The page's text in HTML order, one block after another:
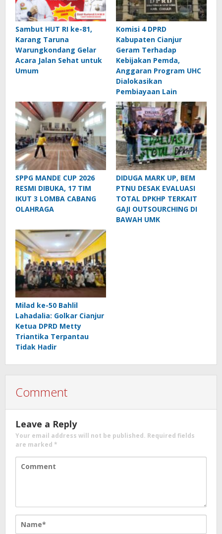
Sambut HUT RI ke-81,
Karang Taruna
Warungkondang Gelar
Acara Jalan Sehat untuk
Umum
Komisi 4 DPRD
Kabupaten Cianjur
Geram Terhadap
Kebijakan Pemda,
Anggaran Program UHC
Dialokasikan
Pembiayaan Lain
SPPG MANDE CUP 2026
RESMI DIBUKA, 17 TIM
IKUT 3 LOMBA CABANG
OLAHRAGA
DIDUGA MARK UP, BEM
PTNU DESAK EVALUASI
TOTAL DPKHP TERKAIT
GAJI OUTSOURCHING DI
BAWAH UMK
Milad ke-50 Bahlil
Lahadalia: Golkar Cianjur
Ketua DPRD Metty
Triantika Terpantau
Tidak Hadir
Comment
Leave a Reply
Your email address will not be published. Required fields
are marked *